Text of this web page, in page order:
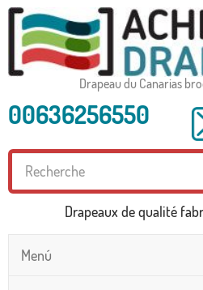
Drapeau du Canarias
00636256550
Drapeaux de qualité
Menú